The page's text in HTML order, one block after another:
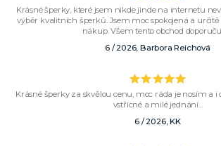
Krásné šperky, které jsem nikde jinde na internetu
výběr kvalitních šperků. Jsem moc spokojená a
nákup. Všem tento obchod
6 / 2026, Barbora Reichová
Krásné šperky za skvělou cenu, moc ráda je nosím a i
vstřícné a milé jednání...
6 / 2026, KK